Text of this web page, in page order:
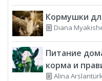
Кормушки
Diana
Питание
корма и
Alina